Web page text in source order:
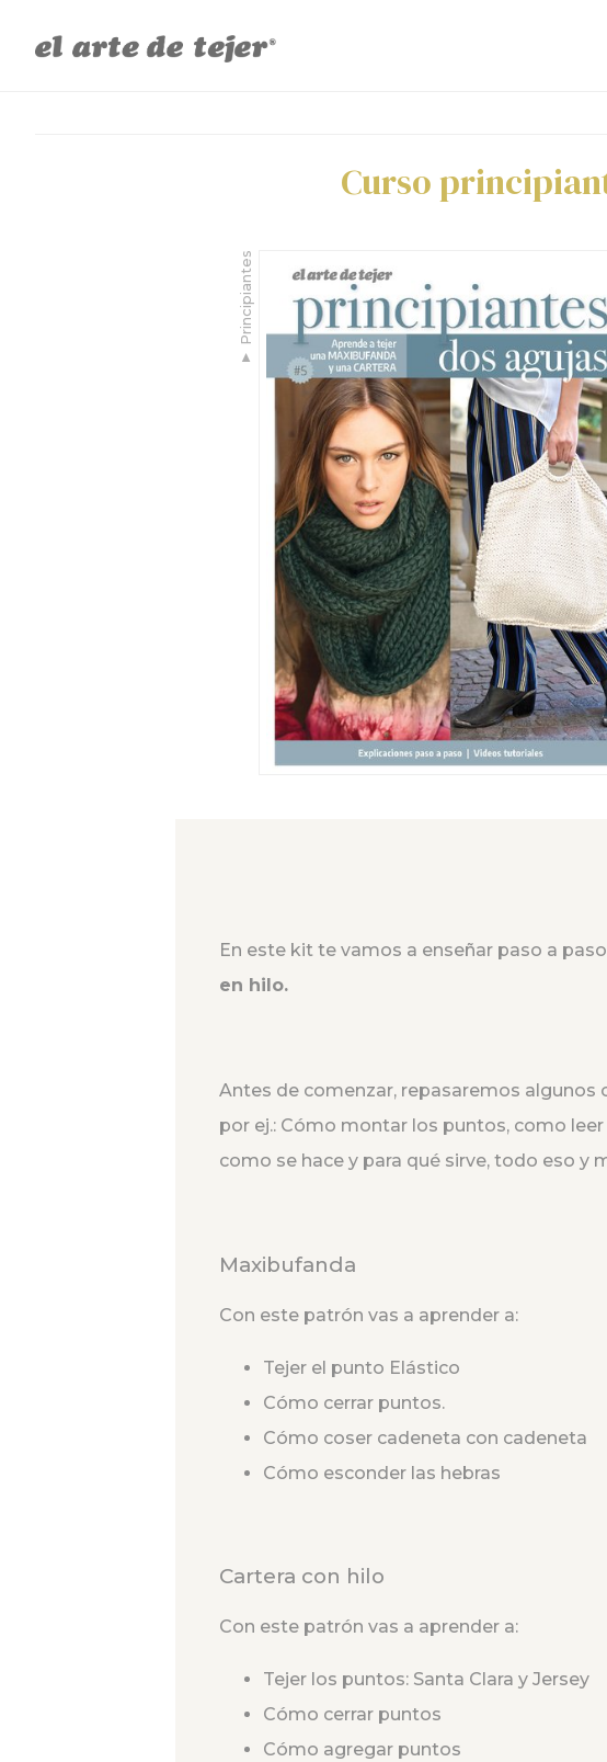
Curso
▼
Principiantes
En este kit te vamos a enseñar paso a
en hilo.
Antes de comenzar, repasaremos
por ej.: Cómo montar los puntos, como
como se hace y para qué sirve, todo eso y
Maxibufanda
Con este patrón vas a aprender a:
Tejer el punto Elástico
Cómo cerrar puntos.
Cómo coser cadeneta con cadeneta
Cómo esconder las hebras
Cartera con hilo
Con este patrón vas a aprender a:
Tejer los puntos: Santa Clara y Jersey
Cómo cerrar puntos
Cómo agregar puntos